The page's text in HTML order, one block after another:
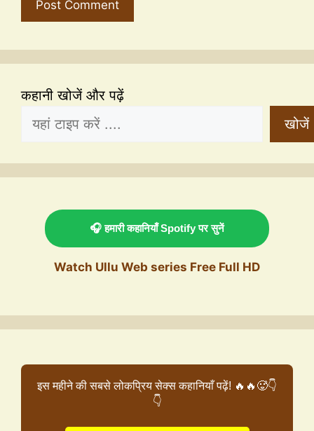
कहानी खोजें और पढ़ें
खोजें
🎧 हमारी कहानियाँ Spotify पर सुनें
Watch Ullu Web series Free Full HD
इस महीने की सबसे लोकप्रिय सेक्स कहानियाँ पढ़ें! 🔥🔥🥵👇
👇